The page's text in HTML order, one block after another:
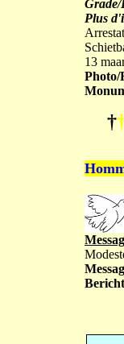
Grade/
Plus
13
Photo/
†